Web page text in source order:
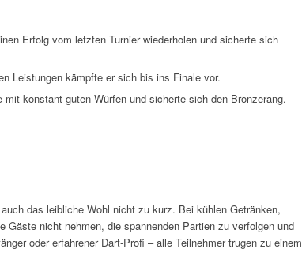
Erfolg vom letzten Turnier wiederholen und sicherte sich
Leistungen kämpfte er sich bis ins Finale vor.
mit konstant guten Würfen und sicherte sich den Bronzerang.
das leibliche Wohl nicht zu kurz. Bei kühlen Getränken,
nicht nehmen, die spannenden Partien zu verfolgen und
oder erfahrener Dart-Profi – alle Teilnehmer trugen zu einem